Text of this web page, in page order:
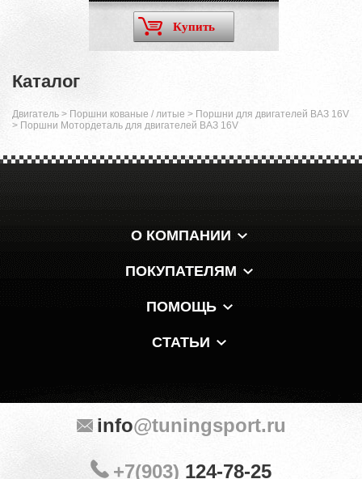
Купить
Каталог
Двигатель > Поршни кованые / литые > Поршни для двигателей ВАЗ 16V
> Поршни Мотордеталь для двигателей ВАЗ 16V
О КОМПАНИИ
ПОКУПАТЕЛЯМ
ПОМОЩЬ
СТАТЬИ
info@tuningsport.ru
+7(903) 124-78-25